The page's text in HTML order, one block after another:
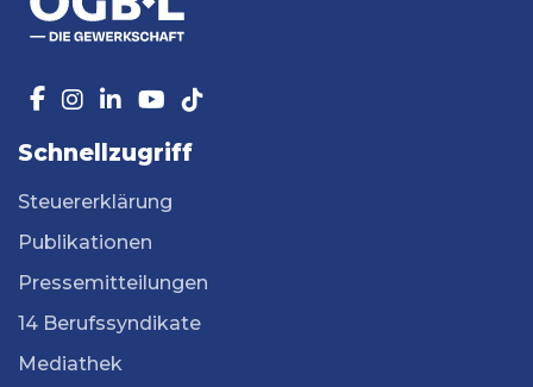
Schnellzugriff
Steuererklärung
Publikationen
Pressemitteilungen
14 Berufssyndikate
Mediathek